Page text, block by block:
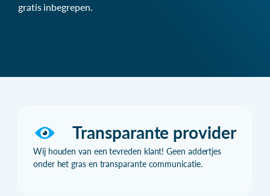
gratis inbegrepen.
Transparante provider
Wij houden van een tevreden klant! Geen addertjes
onder het gras en transparante communicatie.